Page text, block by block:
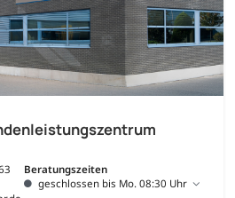
Beratungszeiten
geschlossen bis Mo. 08:30 Uhr